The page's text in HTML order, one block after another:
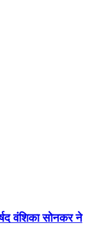
वंशिका सोनकर ने